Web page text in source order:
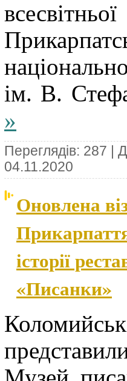
ім. В.
»
Переглядів: 287 |
04.11.2020
Оновлена
історії
«Писанки»